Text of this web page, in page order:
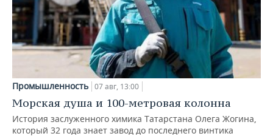
Промышленность 07 авг, 13:00
Морская душа и 100-метровая колонна
История заслуженного химика Татарстана Олега Жогина,
который 32 года знает завод до последнего винтика